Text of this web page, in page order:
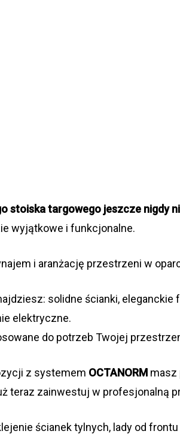
stoiska targowego jeszcze nigdy
wyjątkowe i funkcjonalne.
i aranżację przestrzeni w
solidne ścianki, eleganckie
elektryczne.
do potrzeb Twojej
z systemem OCTANORM masz
teraz zainwestuj w profesjonalną
ścianek tylnych, lady od